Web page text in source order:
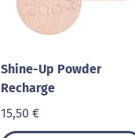
Shine-Up Powder
Recharge
15,50 €